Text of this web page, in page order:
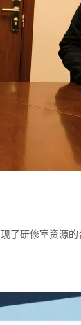
了研修室资源